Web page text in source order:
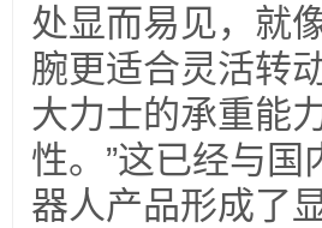
处显而易见，就
腕更适合灵活转
大力士的承重能
性。”这已经与
器人产品形成了